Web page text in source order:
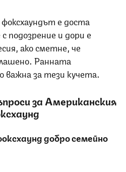
е доста
подозрение и дори е
ако сметне, че
Ранната
важна за тези кучета.
за Американския
добро семейно